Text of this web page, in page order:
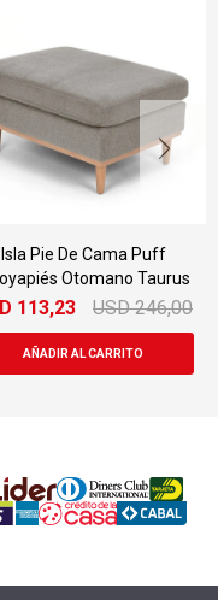
Butaca Sillon Poltrona
Durham Tejido Patas
$ 8.399 $ 16.359